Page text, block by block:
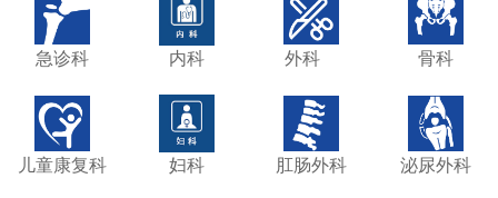
急诊科 内科 外科 骨科
儿童康复科 妇科 肛肠外科 泌尿外科